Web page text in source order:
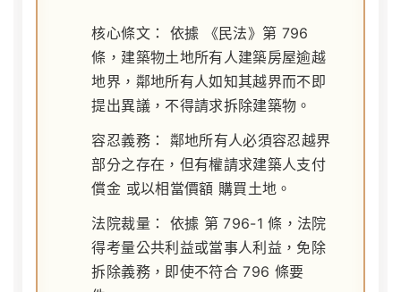
核心條文： 依據
《民法》第 796
條 ，建築物土地所有人建築房屋逾越
地界，鄰地所有人如知其越界而不即
提出異議，不得請求拆除建築物。
容忍義務：
鄰地所有人必須容忍越界
部分之存在，但有權請求建築人支付
償金 或以相當價額 購買土地 。
法院裁量：
依據 第 796-1 條 ，法院
得考量公共利益或當事人利益，免除
拆除義務，即使不符合 796 條要